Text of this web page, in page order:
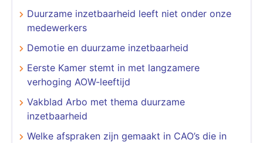
Duurzame inzetbaarheid leeft niet onder onze
medewerkers
Demotie en duurzame inzetbaarheid
Eerste Kamer stemt in met langzamere
verhoging AOW-leeftijd
Vakblad Arbo met thema duurzame
inzetbaarheid
Welke afspraken zijn gemaakt in CAO’s die in